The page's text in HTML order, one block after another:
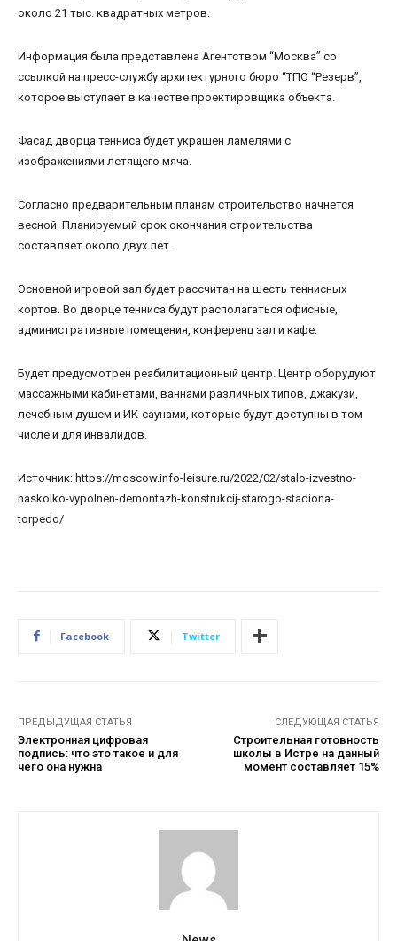
около 21 тыс. квадратных метров.
Информация была представлена Агентством “Москва” со
ссылкой на пресс-службу архитектурного бюро “ТПО “Резерв”,
которое выступает в качестве проектировщика объекта.
Фасад дворца тенниса будет украшен ламелями с
изображениями летящего мяча.
Согласно предварительным планам строительство начнется
весной. Планируемый срок окончания строительства
составляет около двух лет.
Основной игровой зал будет рассчитан на шесть теннисных
кортов. Во дворце тенниса будут располагаться офисные,
административные помещения, конференц зал и кафе.
Будет предусмотрен реабилитационный центр. Центр оборудуют
массажными кабинетами, ваннами различных типов, джакузи,
лечебным душем и ИК-саунами, которые будут доступны в том
числе и для инвалидов.
Источник: https://moscow.info-leisure.ru/2022/02/stalo-izvestno-
naskolko-vypolnen-demontazh-konstrukcij-starogo-stadiona-
torpedo/
Facebook Twitter
ПРЕДЫДУЩАЯ СТАТЬЯ
Электронная цифровая
подпись: что это такое и для
чего она нужна
СЛЕДУЮЩАЯ СТАТЬЯ
Строительная готовность
школы в Истре на данный
момент составляет 15%